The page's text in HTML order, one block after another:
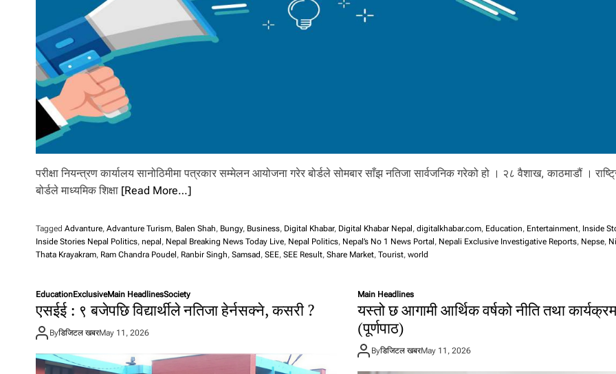
परीक्षा नियन्त्रण कार्यालय सानोठिमीमा पत्रकार सम्मेलन आयोजना गरेर बोर्डले सोमबार साँझ नतिजा सार्वजनिक गरेको हो । २८ वैशाख, काठमाडौं ।
बोर्डले माध्यमिक शिक्षा [Read More…]
Tagged Advanture, Advanture Turism, Balen Shah, Bungy, Business, Digital Khabar, Digital Khabar Nepal , digitalkhabar.com, Education, Entertainment, Inside
Inside Stories Nepal Politics, nepal , Nepal Breaking News Today Live, Nepal Politics, Nepal’s No 1 News Portal , Nepali Exclusive Investigative Reports, Nepse,
Thata Krayakram, Ram Chandra Poudel , Ranbir Singh, Samsad , SEE, SEE Result, Share Market, Tourist, world
EducationExclusiveMain HeadlinesSociety
एसईई : ९ बजेपछि विद्यार्थीले नतिजा हेर्नसक्ने, कसरी ?
Byडिजिटल खबरMay 11, 2026
Main Headlines
यस्तो छ आगामी आर्थिक वर्षको नीति तथा
(पूर्णपाठ)
Byडिजिटल खबरMay 11, 2026